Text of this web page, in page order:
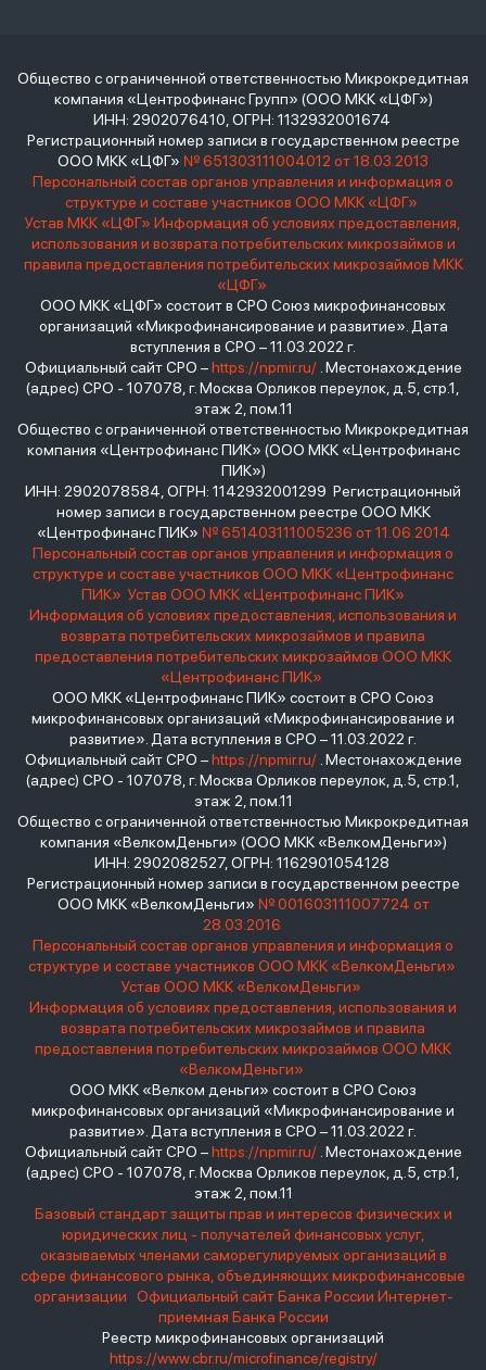
Общество с ограниченной ответственностью Микрокредитная
компания «Центрофинанс Групп» (ООО МКК «ЦФГ»)
ИНН: 2902076410, ОГРН: 1132932001674
Регистрационный номер записи в государственном реестре
ООО МКК «ЦФГ» № 651303111004012 от 18.03.2013
Персональный состав органов управления и информация о
структуре и составе участников ООО МКК «ЦФГ»
Устав МКК «ЦФГ» Информация об условиях предоставления,
использования и возврата потребительских микрозаймов и
правила предоставления потребительских микрозаймов МКК
«ЦФГ»
ООО МКК «ЦФГ» состоит в СРО Союз микрофинансовых
организаций «Микрофинансирование и развитие». Дата
вступления в СРО – 11.03.2022 г.
Официальный сайт СРО –https://npmir.ru/. Местонахождение
(адрес) СРО - 107078, г. Москва Орликов переулок, д.5, стр.1,
этаж 2, пом.11
Общество с ограниченной ответственностью Микрокредитная
компания «Центрофинанс ПИК» (ООО МКК «Центрофинанс
ПИК»)
ИНН: 2902078584, ОГРН: 1142932001299 Регистрационный
номер записи в государственном реестре ООО МКК
«Центрофинанс ПИК» № 651403111005236 от 11.06.2014
Персональный состав органов управления и информация о
структуре и составе участников ООО МКК «Центрофинанс
ПИК» Устав ООО МКК «Центрофинанс ПИК»
Информация об условиях предоставления, использования и
возврата потребительских микрозаймов и правила
предоставления потребительских микрозаймов ООО МКК
«Центрофинанс ПИК»
ООО МКК «Центрофинанс ПИК» состоит в СРО Союз
микрофинансовых организаций «Микрофинансирование и
развитие». Дата вступления в СРО – 11.03.2022 г.
Официальный сайт СРО –https://npmir.ru/. Местонахождение
(адрес) СРО - 107078, г. Москва Орликов переулок, д.5, стр.1,
этаж 2, пом.11
Общество с ограниченной ответственностью Микрокредитная
компания «ВелкомДеньги» (ООО МКК «ВелкомДеньги»)
ИНН: 2902082527, ОГРН: 1162901054128
Регистрационный номер записи в государственном реестре
ООО МКК «ВелкомДеньги» № 001603111007724 от
28.03.2016
Персональный состав органов управления и информация о
структуре и составе участников ООО МКК «ВелкомДеньги»
Устав ООО МКК «ВелкомДеньги»
Информация об условиях предоставления, использования и
возврата потребительских микрозаймов и правила
предоставления потребительских микрозаймов ООО МКК
«ВелкомДеньги»
ООО МКК «Велком деньги» состоит в СРО Союз
микрофинансовых организаций «Микрофинансирование и
развитие». Дата вступления в СРО – 11.03.2022 г.
Официальный сайт СРО –https://npmir.ru/. Местонахождение
(адрес) СРО - 107078, г. Москва Орликов переулок, д.5, стр.1,
этаж 2, пом.11
Базовый стандарт защиты прав и интересов физических и
юридических лиц - получателей финансовых услуг,
оказываемых членами саморегулируемых организаций в
сфере финансового рынка, объединяющих микрофинансовые
организации
Официальный сайт Банка России Интернет-
приемная Банка России
Реестр микрофинансовых организаций
https://www.cbr.ru/microfinance/registry/